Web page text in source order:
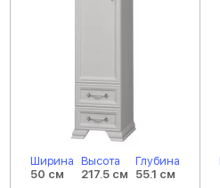
Ширина
50 см
Высота
217.5 см
Глубина
55.1 см